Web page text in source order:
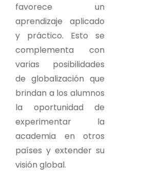
favorece un
aprendizaje aplicado
y práctico. Esto se
complementa con
varias posibilidades
de globalización que
brindan a los alumnos
la oportunidad de
experimentar la
academia en otros
países y extender su
visión global.